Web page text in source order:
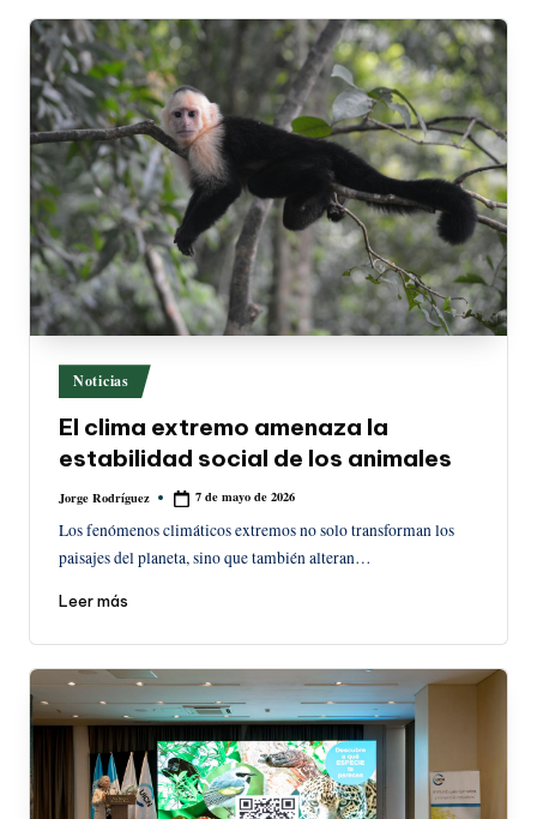
Publicado
en
Noticias
El clima extremo amenaza la
estabilidad social de los animales
Publicado
Jorge Rodríguez 7 de mayo de 2026
Los fenómenos climáticos extremos no solo transforman los
paisajes del planeta, sino que también alteran…
Leer más